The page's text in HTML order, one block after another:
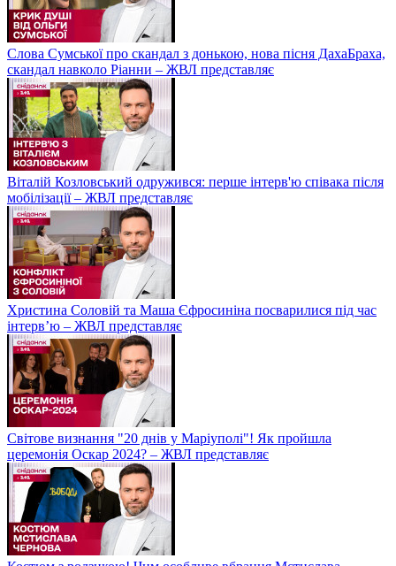
Слова Сумської про скандал з донькою, нова пісня ДахаБраха,
скандал навколо Ріанни – ЖВЛ представляє
Віталій Козловський одружився: перше інтерв'ю співака після
мобілізації – ЖВЛ представляє
Христина Соловій та Маша Єфросиніна посварилися під час
інтерв’ю – ЖВЛ представляє
Світове визнання "20 днів у Маріуполі"! Як пройшла
церемонія Оскар 2024? – ЖВЛ представляє